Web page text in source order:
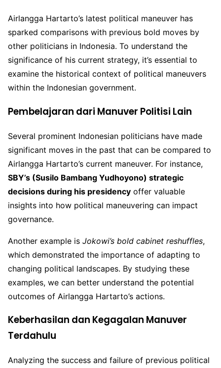
Airlangga Hartarto’s latest political maneuver has
sparked comparisons with previous bold moves by
other politicians in Indonesia. To understand the
significance of his current strategy, it’s essential to
examine the historical context of political maneuvers
within the Indonesian government.
Pembelajaran dari Manuver Politisi Lain
Several prominent Indonesian politicians have made
significant moves in the past that can be compared to
Airlangga Hartarto’s current maneuver. For instance,
SBY’s (Susilo Bambang Yudhoyono) strategic
decisions during his presidency offer valuable
insights into how political maneuvering can impact
governance.
Another example is Jokowi’s bold cabinet reshuffles,
which demonstrated the importance of adapting to
changing political landscapes. By studying these
examples, we can better understand the potential
outcomes of Airlangga Hartarto’s actions.
Keberhasilan dan Kegagalan Manuver
Terdahulu
Analyzing the success and failure of previous political